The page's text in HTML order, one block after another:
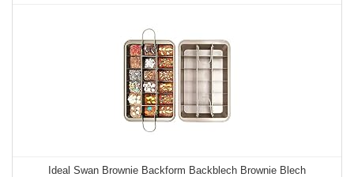
Ideal Swan Brownie Backform Backblech Brownie Blech